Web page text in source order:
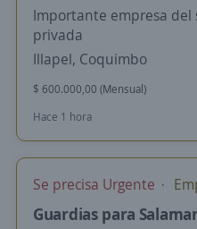
Importante empresa del
privada
Illapel, Coquimbo
$ 600.000,00 (Mensual)
Hace 1 hora
Se precisa Urgente
Guardias para